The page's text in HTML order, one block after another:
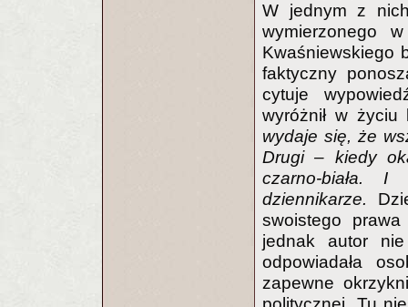
W jednym z
wymierzonego
Kwaśniewskiego
faktyczny
cytuje
wyróżnił w
wydaje się, że
Drugi – kiedy
czarno-biała.
dziennikarze.
swoistego
jednak autor
odpowiadała
zapewne